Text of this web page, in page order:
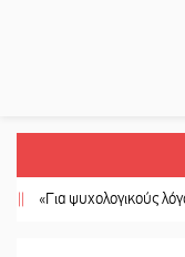
ψυχολογικούς λόγους»